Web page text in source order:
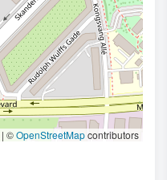
| ©OpenStreetMapcontributors